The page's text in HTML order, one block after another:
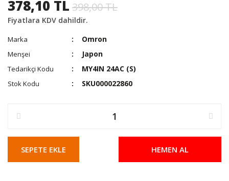
378,10 TL 398,00 TL
Fiyatlara KDV dahildir.
Marka Omron
Menşei Japon
Tedarikçi Kodu MY4IN 24AC (S)
Stok Kodu SKU000022860
SEPETE EKLE HEMEN AL